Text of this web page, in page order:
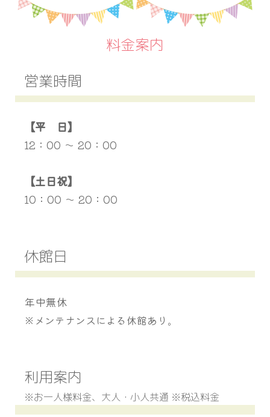
料金案内
営業時間
【平 日】
12：00 〜 20：00
【土日祝】
10：00 〜 20：00
休館日
年中無休
※メンテナンスによる休館あり。
利用案内
※お一人様料金、大人・小人共通 ※税込料金